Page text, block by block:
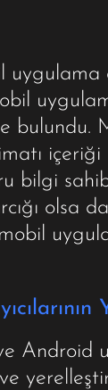
bulundu.
bilgi
olsa
Android